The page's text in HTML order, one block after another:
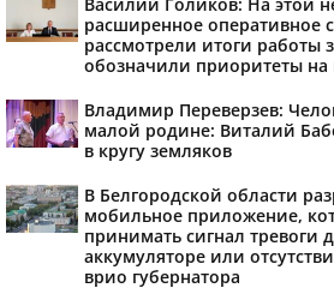
расширенное оперативное
рассмотрели итоги работы
обозначили приоритеты на
Владимир Переверзев:
малой родине: Виталий
в кругу земляков
В Белгородской области
мобильное приложение,
принимать сигнал тревоги
аккумуляторе или
врио губернатора